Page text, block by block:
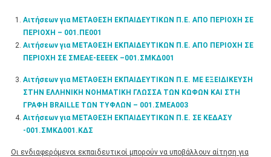
Αιτήσεων για ΜΕΤΑΘΕΣΗ ΕΚΠΑΙΔΕΥΤΙΚΩΝ Π.Ε. ΑΠΟ ΠΕΡΙΟΧΗ ΣΕ
ΠΕΡΙΟΧΗ – 001.ΠΕ001
Αιτήσεων για ΜΕΤΑΘΕΣΗ ΕΚΠΑΙΔΕΥΤΙΚΩΝ Π.Ε. ΑΠΟ ΠΕΡΙΟΧΗ ΣΕ
ΠΕΡΙΟΧΗ ΣΕ ΣΜΕΑΕ-ΕΕΕΕΚ –001.ΣΜΚΔ001
Αιτήσεων για ΜΕΤΑΘΕΣΗ ΕΚΠΑΙΔΕΥΤΙΚΩΝ Π.Ε. ΜΕ ΕΞΕΙΔΙΚΕΥΣΗ
ΣΤΗΝ ΕΛΛΗΝΙΚΗ ΝΟΗΜΑΤΙΚΗ ΓΛΩΣΣΑ ΤΩΝ ΚΩΦΩΝ ΚΑΙ ΣΤΗ
ΓΡΑΦΗ BRAILLE ΤΩΝ ΤΥΦΛΩΝ – 001.ΣΜΕΑ003
Αιτήσεων για ΜΕΤΑΘΕΣΗ ΕΚΠΑΙΔΕΥΤΙΚΩΝ Π.Ε. ΣΕ ΚΕΔΑΣΥ
-001.ΣΜΚΔ001.ΚΔΣ
Οι ενδιαφερόμενοι εκπαιδευτικοί μπορούν να υποβάλλουν αίτηση για